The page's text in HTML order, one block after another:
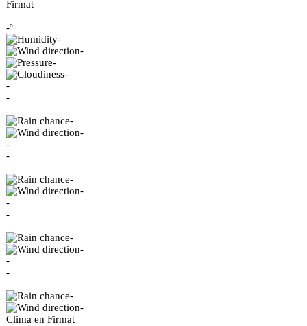
Firmat
-º
-
-
-
-
-
-
-
-
-
-
-
-
-
-
-
-
-
-
-
-
Clima en Firmat